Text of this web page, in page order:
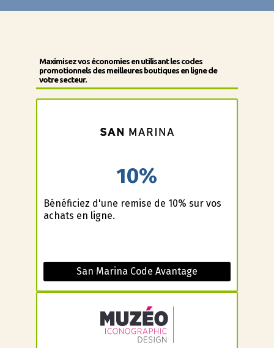
Maximisez vos économies en utilisant les codes
promotionnels des meilleures boutiques en ligne de
votre secteur.
10%
Bénéficiez d'une remise de 10% sur vos
achats en ligne.
San Marina Code Avantage